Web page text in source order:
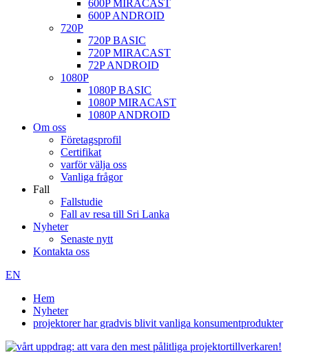
600P MIRACAST
600P ANDROID
720P
720P BASIC
720P MIRACAST
72P ANDROID
1080P
1080P BASIC
1080P MIRACAST
1080P ANDROID
Om oss
Företagsprofil
Certifikat
varför välja oss
Vanliga frågor
Fall
Fallstudie
Fall av resa till Sri Lanka
Nyheter
Senaste nytt
Kontakta oss
EN
Hem
Nyheter
projektorer har gradvis blivit vanliga konsumentprodukter